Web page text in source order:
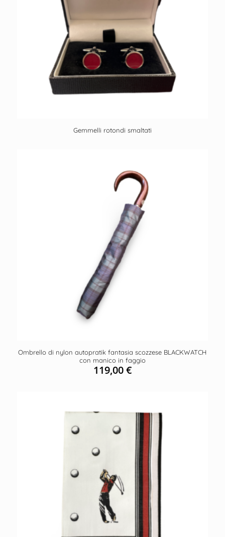
Gemmelli rotondi smaltati
Ombrello di nylon autopratik fantasia scozzese BLACKWATCH
con manico in faggio
119,00€